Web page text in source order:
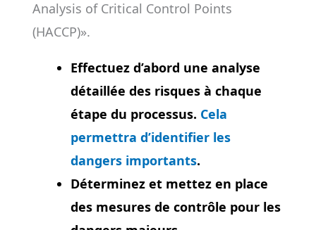
Analysis of Critical Control Points
(HACCP)».
Effectuez d’abord une analyse
détaillée des risques à chaque
étape du processus. Cela
permettra d’identifier les
dangers importants.
Déterminez et mettez en place
des mesures de contrôle pour les